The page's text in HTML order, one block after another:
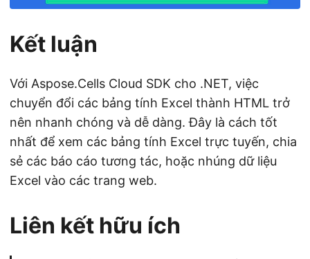
Kết luận
Với Aspose.Cells Cloud SDK cho .NET, việc
chuyển đổi các bảng tính Excel thành HTML trở
nên nhanh chóng và dễ dàng. Đây là cách tốt
nhất để xem các bảng tính Excel trực tuyến, chia
sẻ các báo cáo tương tác, hoặc nhúng dữ liệu
Excel vào các trang web.
Liên kết hữu ích